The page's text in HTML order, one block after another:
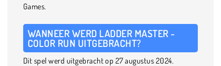
Games.
WANNEER WERD LADDER MASTER -
COLOR RUN UITGEBRACHT?
Dit spel werd uitgebracht op 27 augustus 2024.